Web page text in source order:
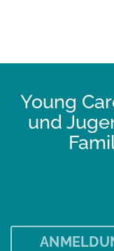
Young
und